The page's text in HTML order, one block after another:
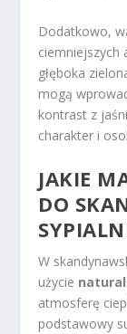
Dodatkowo,
ciemniejszych
głęboka
mogą
kontrast z
charakter i
JAKIE
DO
W
użycie
atmosferę
podstawowy